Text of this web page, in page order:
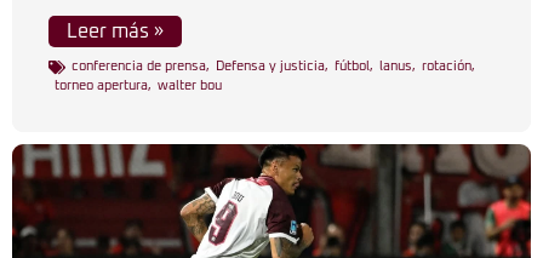
Leer más »
conferencia de prensa, Defensa y justicia, fútbol , lanus, rotación,
torneo apertura, walter bou